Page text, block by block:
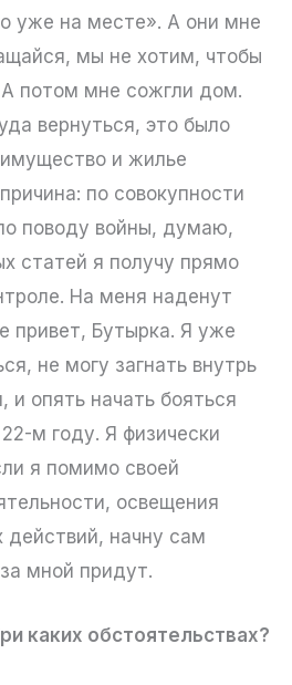
уже на месте». А они мне
мы не хотим, чтобы
потом мне сожгли дом.
вернуться, это было
и жилье
по совокупности
поводу войны, думаю,
статей я получу прямо
На меня наденут
привет, Бутырка. Я уже
не могу загнать внутрь
и опять начать бояться
м году. Я физически
я помимо своей
освещения
действий, начну сам
мной придут.
каких обстоятельствах?